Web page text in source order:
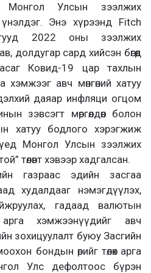
Монгол Улсын зээлжих
Энэ хүрээнд Fitch
2022 оны зээлжих
долдугар сард хийсэн бөгөөд
Ковид-19 цар тахлын
хэмжээг авч мөнгөний хатуу
даяар инфляци огцом
зэвсэгт мөргөлдөөн болон
хатуу бодлого хэрэгжиж
Монгол Улсын зээлжих
төлөвт хэвээр хадгалсан.
газраас эдийн засгаа
худалдааг нэмэгдүүлэх,
гадаад валютын
арга хэмжээнүүдийг авч
зохицуулалт буюу Засгийн
бондын өрийг төлөх арга
Улс дефолтоос бүрэн